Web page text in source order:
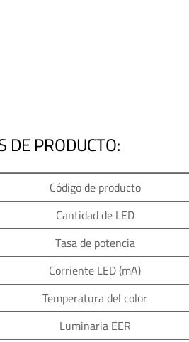
DE PRODUCTO:
Código de producto
Cantidad de LED
Tasa de potencia
Corriente LED (mA)
Temperatura del color
Luminaria EER